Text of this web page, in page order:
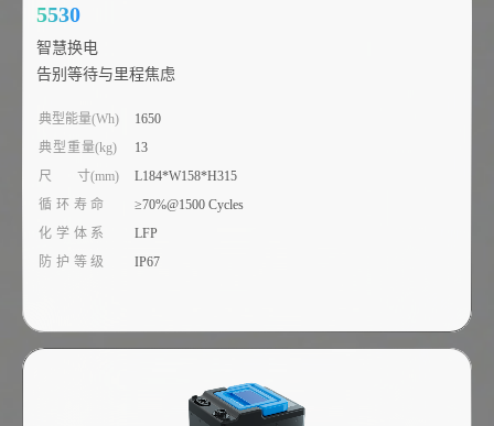
5530
智慧换电
告别等待与里程焦虑
典型能量(Wh)
1650
典型重量(kg)
13
尺 寸(mm)
L184*W158*H315
循环寿命
≥70%@1500 Cycles
化学体系
LFP
防护等级
IP67